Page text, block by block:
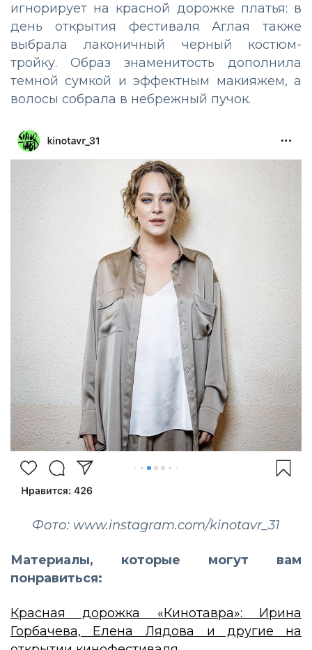
игнорирует на красной дорожке платья: в
день открытия фестиваля Аглая также
выбрала лаконичный черный костюм-
тройку. Образ знаменитость дополнила
темной сумкой и эффектным макияжем, а
волосы собрала в небрежный пучок.
Фото: www.instagram.com/kinotavr_31
Материалы, которые могут вам
понравиться:
Красная дорожка «Кинотавра»: Ирина
Горбачева, Елена Лядова и другие на